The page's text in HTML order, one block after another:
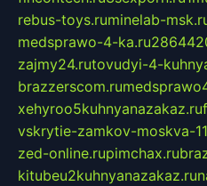
rebus-toys.ruminelab-
medsprawo-4-ka.ru
zajmy24.rutovudyi-4-
brazzerscom.ru
xehyroo5kuhnyanazakaz.ru
vskrytie-zamkov-moskva-
zed-online.rupimchax.ru
kitubeu2kuhnyanazakaz.ru